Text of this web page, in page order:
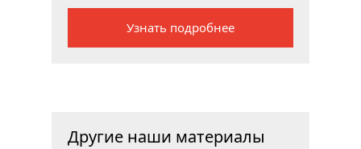
Другие наши материалы
Узнать подробнее